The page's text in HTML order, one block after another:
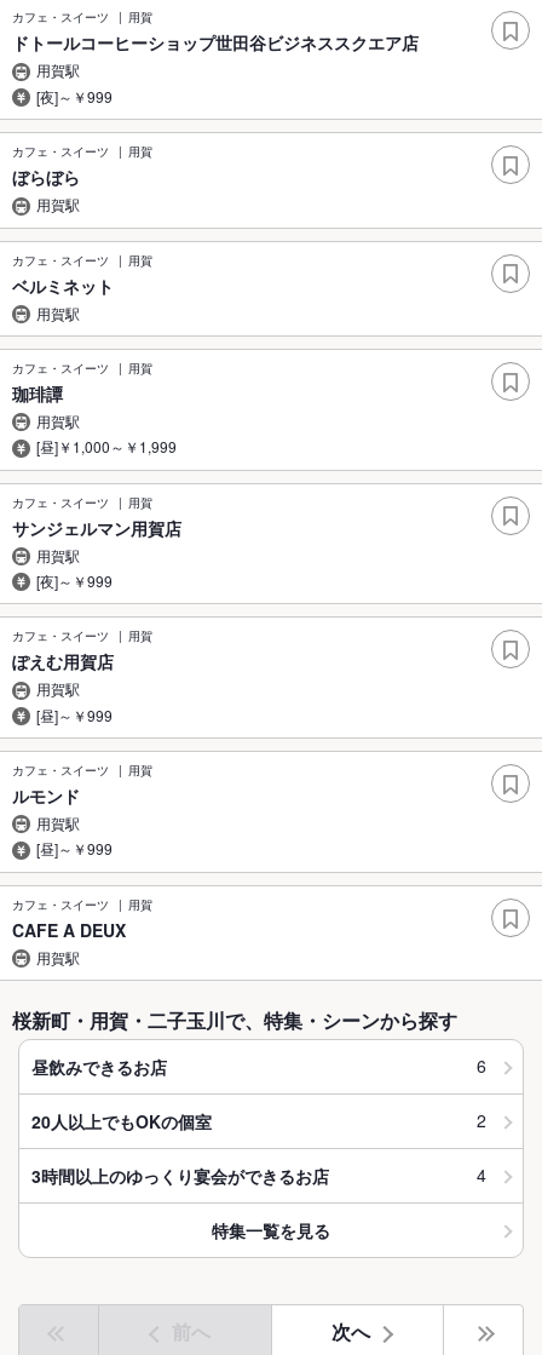
カフェ・スイーツ 用賀
ドトールコーヒーショップ世田谷ビジネススクエア店
用賀駅
[夜]～￥999
カフェ・スイーツ 用賀
ぼらぼら
用賀駅
カフェ・スイーツ 用賀
ベルミネット
用賀駅
カフェ・スイーツ 用賀
珈琲譚
用賀駅
[昼]￥1,000～￥1,999
カフェ・スイーツ 用賀
サンジェルマン用賀店
用賀駅
[夜]～￥999
カフェ・スイーツ 用賀
ぽえむ用賀店
用賀駅
[昼]～￥999
カフェ・スイーツ 用賀
ルモンド
用賀駅
[昼]～￥999
カフェ・スイーツ 用賀
CAFE A DEUX
用賀駅
桜新町・用賀・二子玉川で、特集・シーンから探す
昼飲みできるお店 6
20人以上でもOKの個室 2
3時間以上のゆっくり宴会ができるお店 4
特集一覧を見る
前へ 次へ